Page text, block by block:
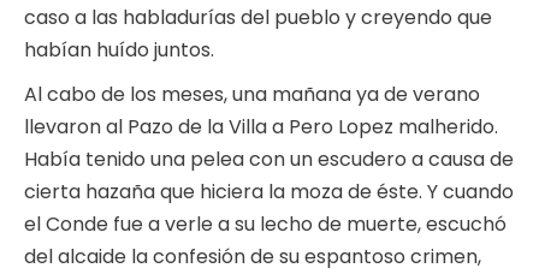
caso a las habladurías del pueblo y creyendo que
habían huído juntos.
Al cabo de los meses, una mañana ya de verano
llevaron al Pazo de la Villa a Pero Lopez malherido.
Había tenido una pelea con un escudero a causa de
cierta hazaña que hiciera la moza de éste. Y cuando
el Conde fue a verle a su lecho de muerte, escuchó
del alcaide la confesión de su espantoso crimen,